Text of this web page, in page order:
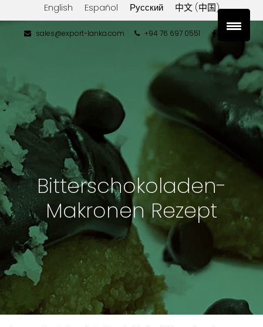
English Español Русский 中文 (中国)
sales@export-lanka.com +94 76 697 0551
Bitterschokoladen-
Makronen Rezept